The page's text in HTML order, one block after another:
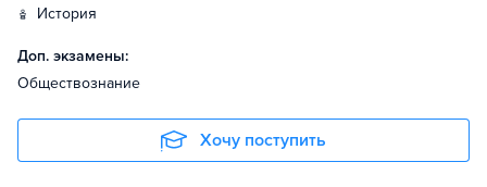
история
Доп. экзамены:
Обществознание
Хочу поступить